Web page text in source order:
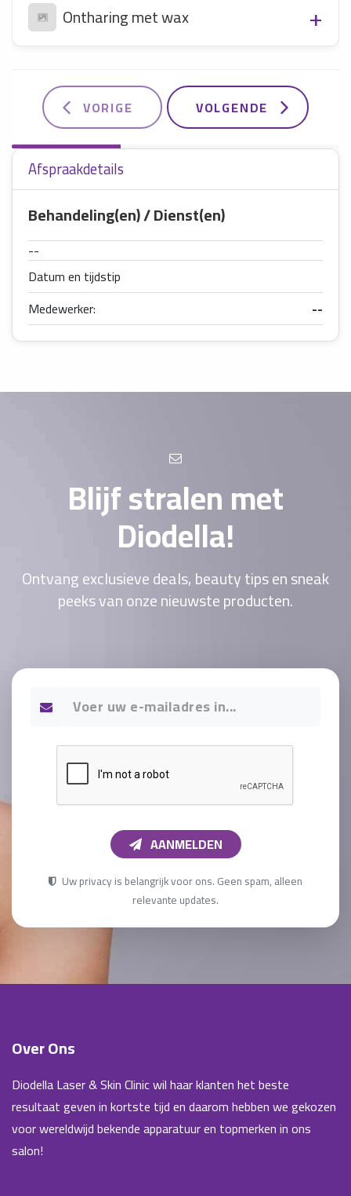
Ontharing met wax
VORIGE VOLGENDE
Afspraakdetails
Behandeling(en) / Dienst(en)
--
Datum en tijdstip
Medewerker:
--
Blijf stralen met
Diodella!
Ontvang exclusieve deals, beauty tips en sneak
peeks van onze nieuwste producten.
AANMELDEN
Uw privacy is belangrijk voor ons. Geen spam, alleen
relevante updates.
Over Ons
Diodella Laser & Skin Clinic wil haar klanten het beste
resultaat geven in kortste tijd en daarom hebben we gekozen
voor wereldwijd bekende apparatuur en topmerken in ons
salon!